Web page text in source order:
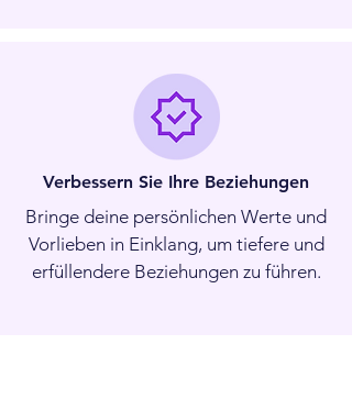
Verbessern Sie Ihre Beziehungen
Bringe deine persönlichen Werte und
Vorlieben in Einklang, um tiefere und
erfüllendere Beziehungen zu führen.